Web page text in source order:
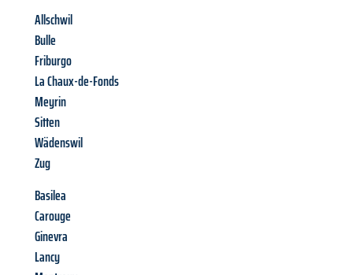
Allschwil
Bulle
Friburgo
La Chaux-de-Fonds
Meyrin
Sitten
Wädenswil
Zug
Basilea
Carouge
Ginevra
Lancy